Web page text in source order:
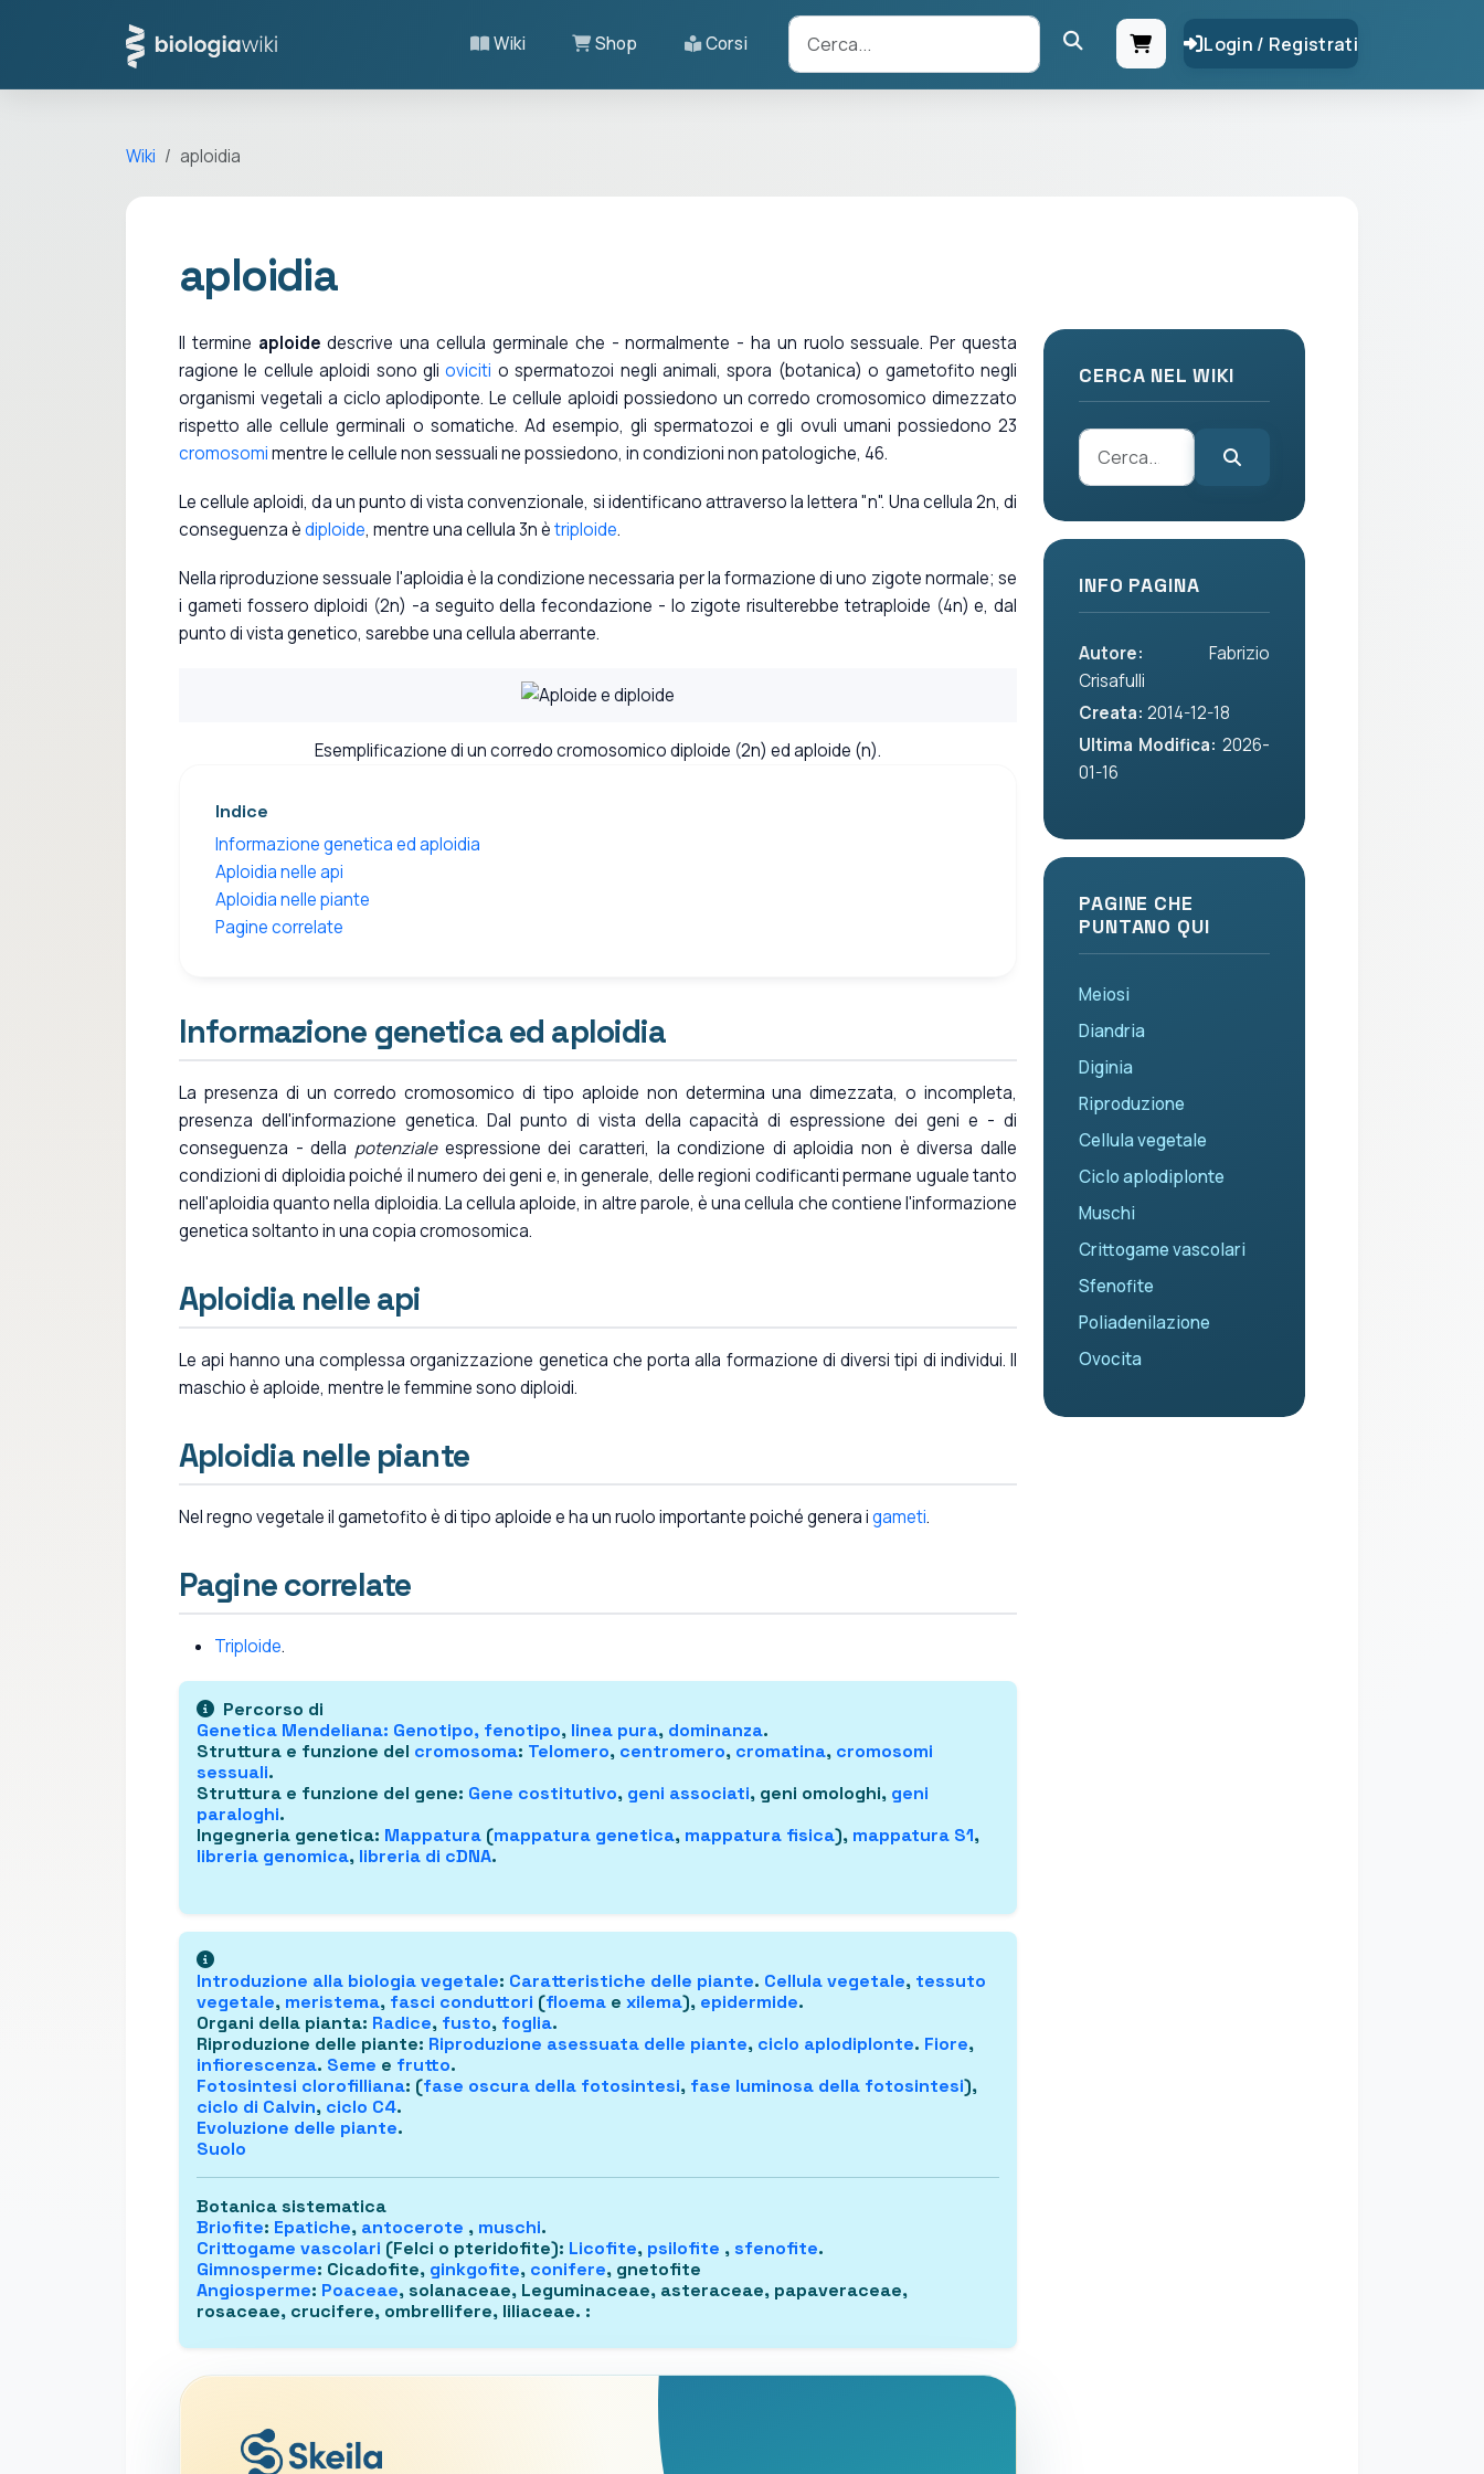
Wiki Shop Corsi Login / Registrati
Wiki aploidia
aploidia
Il termine aploide descrive una cellula germinale che - normalmente - ha un ruolo sessuale. Per questa
ragione le cellule aploidi sono glioviciti o spermatozoi negli animali, spora (botanica) o gametofito negli
organismi vegetali a ciclo aplodiponte. Le cellule aploidi possiedono un corredo cromosomico dimezzato
rispetto alle cellule germinali o somatiche. Ad esempio, gli spermatozoi e gli ovuli umani possiedono 23
cromosomimentre le cellule non sessuali ne possiedono, in condizioni non patologiche, 46.
Le cellule aploidi, da un punto di vista convenzionale, si identificano attraverso la lettera "n". Una cellula 2n, di
conseguenza èdiploide, mentre una cellula 3n ètriploide.
Nella riproduzione sessuale l'aploidia è la condizione necessaria per la formazione di uno zigote normale; se
i gameti fossero diploidi (2n) -a seguito della fecondazione - lo zigote risulterebbe tetraploide (4n) e, dal
punto di vista genetico, sarebbe una cellula aberrante.
Esemplificazione di un corredo cromosomico diploide (2n) ed aploide (n).
Indice
Informazione genetica ed aploidia
Aploidia nelle api
Aploidia nelle piante
Pagine correlate
Informazione genetica ed aploidia
La presenza di un corredo cromosomico di tipo aploide non determina una dimezzata, o incompleta,
presenza dell'informazione genetica. Dal punto di vista della capacità di espressione dei geni e - di
conseguenza - della potenzialeespressione dei caratteri, la condizione di aploidia non è diversa dalle
condizioni di diploidia poiché il numero dei geni e, in generale, delle regioni codificanti permane uguale tanto
nell'aploidia quanto nella diploidia. La cellula aploide, in altre parole, è una cellula che contiene l'informazione
genetica soltanto in una copia cromosomica.
Aploidia nelle api
Le api hanno una complessa organizzazione genetica che porta alla formazione di diversi tipi di individui. Il
maschio è aploide, mentre le femmine sono diploidi.
Aploidia nelle piante
Nel regno vegetale il gametofito è di tipo aploide e ha un ruolo importante poiché genera igameti.
Pagine correlate
Triploide.
Percorso di
Genetica Mendeliana: Genotipo, fenotipo, linea pura, dominanza.
Struttura e funzione del cromosoma: Telomero, centromero, cromatina, cromosomi
sessuali.
Struttura e funzione del gene: Gene costitutivo, geni associati, geni omologhi, geni
paraloghi.
Ingegneria genetica: Mappatura (mappatura genetica, mappatura fisica), mappatura S1,
libreria genomica, libreria di cDNA.
Introduzione alla biologia vegetale: Caratteristiche delle piante. Cellula vegetale, tessuto
vegetale, meristema, fasci conduttori (floema e xilema), epidermide.
Organi della pianta: Radice, fusto, foglia.
Riproduzione delle piante: Riproduzione asessuata delle piante, ciclo aplodiplonte. Fiore,
infiorescenza. Seme e frutto.
Fotosintesi clorofilliana: (fase oscura della fotosintesi, fase luminosa della fotosintesi),
ciclo di Calvin, ciclo C4.
Evoluzione delle piante.
Suolo
Botanica sistematica
Briofite: Epatiche, antocerote , muschi.
Crittogame vascolari (Felci o pteridofite): Licofite, psilofite , sfenofite.
Gimnosperme: Cicadofite, ginkgofite, conifere, gnetofite
Angiosperme: Poaceae, solanaceae, Leguminaceae, asteraceae, papaveraceae,
rosaceae, crucifere, ombrellifere, liliaceae. :
CERCA NEL WIKI
INFO PAGINA
Autore: Fabrizio
Crisafulli
Creata: 2014-12-18
Ultima Modifica: 2026-
01-16
PAGINE CHE
PUNTANO QUI
Meiosi
Diandria
Diginia
Riproduzione
Cellula vegetale
Ciclo aplodiplonte
Muschi
Crittogame vascolari
Sfenofite
Poliadenilazione
Ovocita